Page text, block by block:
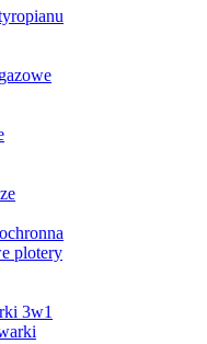
plotery
3w1